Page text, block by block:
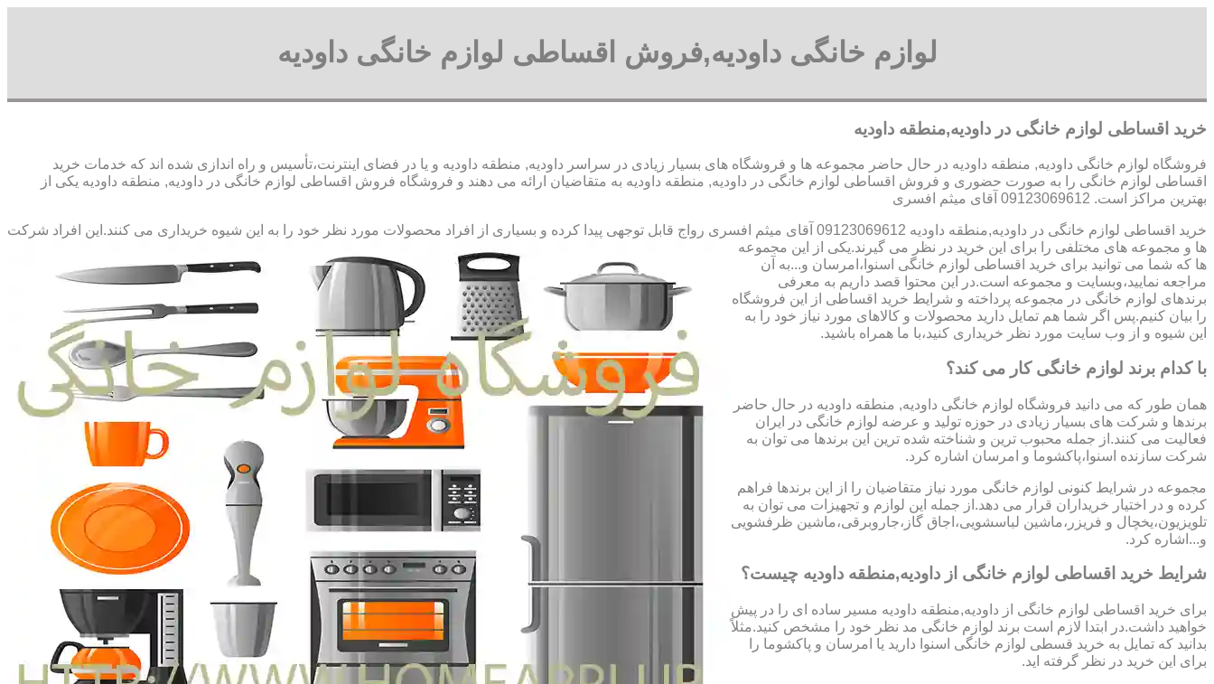
لوازم خانگی داودیه,فروش اقساطی لوازم خانگی داودیه
خرید اقساطی لوازم خانگی در داودیه,منطقه داودیه
فروشگاه لوازم خانگی داودیه, منطقه داودیه در حال حاضر مجموعه ها و فروشگاه های بسیار زیادی در سراسر داودیه, منطقه داودیه و یا در فضای اینترنت،تأسیس و راه اندازی شده اند که خدمات خرید
اقساطی لوازم خانگی را به صورت حضوری و فروش اقساطی لوازم خانگی در داودیه, منطقه داودیه به متقاضیان ارائه می دهند و فروشگاه فروش اقساطی لوازم خانگی در داودیه, منطقه داودیه یکی از
بهترین مراکز است. 09123069612 آقای میثم افسری
خرید اقساطی لوازم خانگی در داودیه,منطقه داودیه 09123069612 آقای میثم افسری
رواج قابل توجهی پیدا کرده و بسیاری از افراد محصولات مورد نظر خود را به این شیوه خریداری می کنند.این افراد شرکت
ها و مجموعه های مختلفی را برای این خرید در نظر می گیرند.یکی از این مجموعه
ها که شما می توانید برای خرید اقساطی لوازم خانگی اسنوا،امرسان و...به آن
مراجعه نمایید،وبسایت و مجموعه است.در این محتوا قصد داریم به معرفی
برندهای لوازم خانگی در مجموعه پرداخته و شرایط خرید اقساطی از این فروشگاه
را بیان کنیم.پس اگر شما هم تمایل دارید محصولات و کالاهای مورد نیاز خود را به
این شیوه و از وب سایت مورد نظر خریداری کنید،با ما همراه باشید.
با کدام برند لوازم خانگی کار می کند؟
همان طور که می دانید فروشگاه لوازم خانگی داودیه, منطقه داودیه در حال حاضر
برندها و شرکت های بسیار زیادی در حوزه تولید و عرضه لوازم خانگی در ایران
فعالیت می کنند.از جمله محبوب ترین و شناخته شده ترین این برندها می توان به
شرکت سازنده اسنوا،پاکشوما و امرسان اشاره کرد.
مجموعه در شرایط کنونی لوازم خانگی مورد نیاز متقاضیان را از این برندها فراهم
کرده و در اختیار خریداران قرار می دهد.از جمله این لوازم و تجهیزات می توان به
تلویزیون،یخچال و فریزر،ماشین لباسشویی،اجاق گاز،جاروبرقی،ماشین ظرفشویی
و...اشاره کرد.
شرایط خرید اقساطی لوازم خانگی از داودیه,منطقه داودیه چیست؟
برای خرید اقساطی لوازم خانگی از داودیه,منطقه داودیه مسیر ساده ای را در پیش
خواهید داشت.در ابتدا لازم است برند لوازم خانگی مد نظر خود را مشخص کنید.مثلاً
بدانید که تمایل به خرید قسطی لوازم خانگی اسنوا دارید یا امرسان و پاکشوما را
برای این خرید در نظر گرفته اید.